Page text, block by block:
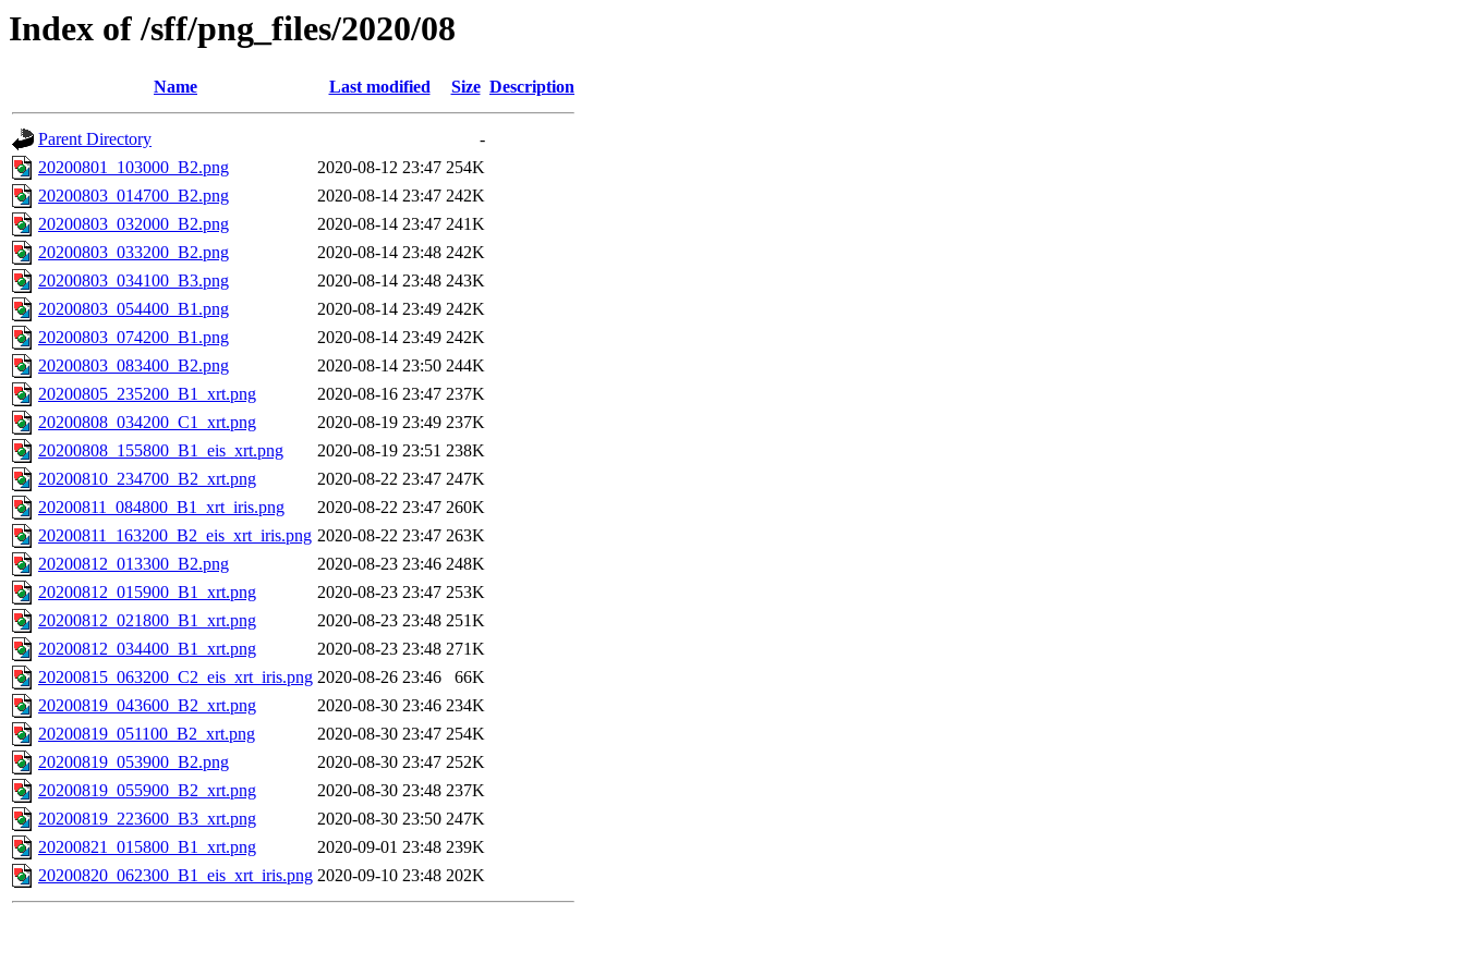
Index of /sff/png_files/2020/08
Name Last modified Size Description
Parent Directory
-
20200801_103000_B2.png
2020-08-12 23:47 254K
20200803_014700_B2.png
2020-08-14 23:47 242K
20200803_032000_B2.png
2020-08-14 23:47 241K
20200803_033200_B2.png
2020-08-14 23:48 242K
20200803_034100_B3.png
2020-08-14 23:48 243K
20200803_054400_B1.png
2020-08-14 23:49 242K
20200803_074200_B1.png
2020-08-14 23:49 242K
20200803_083400_B2.png
2020-08-14 23:50 244K
20200805_235200_B1_xrt.png
2020-08-16 23:47 237K
20200808_034200_C1_xrt.png
2020-08-19 23:49 237K
20200808_155800_B1_eis_xrt.png
2020-08-19 23:51 238K
20200810_234700_B2_xrt.png
2020-08-22 23:47 247K
20200811_084800_B1_xrt_iris.png
2020-08-22 23:47 260K
20200811_163200_B2_eis_xrt_iris.png 2020-08-22 23:47 263K
20200812_013300_B2.png
2020-08-23 23:46 248K
20200812_015900_B1_xrt.png
2020-08-23 23:47 253K
20200812_021800_B1_xrt.png
2020-08-23 23:48 251K
20200812_034400_B1_xrt.png
2020-08-23 23:48 271K
20200815_063200_C2_eis_xrt_iris.png 2020-08-26 23:46
66K
20200819_043600_B2_xrt.png
2020-08-30 23:46 234K
20200819_051100_B2_xrt.png
2020-08-30 23:47 254K
20200819_053900_B2.png
2020-08-30 23:47 252K
20200819_055900_B2_xrt.png
2020-08-30 23:48 237K
20200819_223600_B3_xrt.png
2020-08-30 23:50 247K
20200821_015800_B1_xrt.png
2020-09-01 23:48 239K
20200820_062300_B1_eis_xrt_iris.png 2020-09-10 23:48 202K